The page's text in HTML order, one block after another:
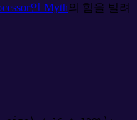
인 Myth의 힘을 빌려